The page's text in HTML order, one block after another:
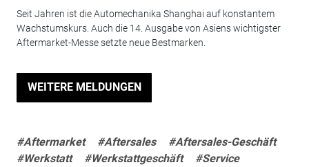
Seit Jahren ist die Automechanika Shanghai auf konstantem
Wachstumskurs. Auch die 14. Ausgabe von Asiens wichtigster
Aftermarket-Messe setzte neue Bestmarken.
WEITERE MELDUNGEN
#Aftermarket #Aftersales
#Aftersales-Geschäft
#Werkstatt
#Werkstattgeschäft
#Service